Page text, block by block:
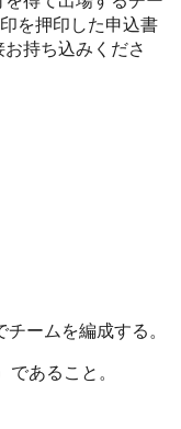
を押印した申込書
持ち込みくださ
ームを編成する。
であること。